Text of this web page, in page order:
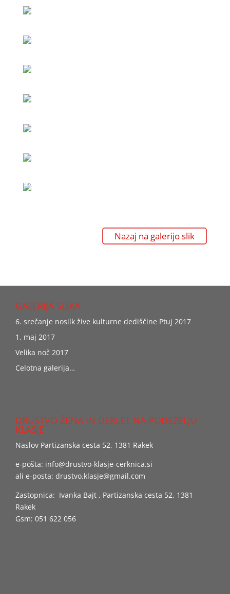
Nazaj na galerijo slik
GALERIJA SLIKA
6. srečanje nosilk žive kulturne dediščine Ptuj 2017
1. maj 2017
Velika noč 2017
Celotna galerija…
DRUŠTVO ŽENA IN DEKLET NA PODEŽELJU
KLASJE
Naslov Partizanska cesta 52, 1381 Rakek
e-pošta: info@drustvo-klasje-cerknica.si
ali e-posta: drustvo.klasje@gmail.com
Zastopnica: Ivanka Bajt , Partizanska cesta 52, 1381
Rakek
Gsm: 051 622 056